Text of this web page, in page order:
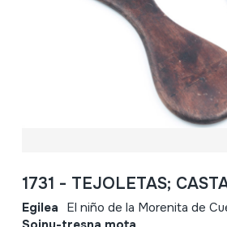
1731 - TEJOLETAS;
Egilea El niño de la Morenita de